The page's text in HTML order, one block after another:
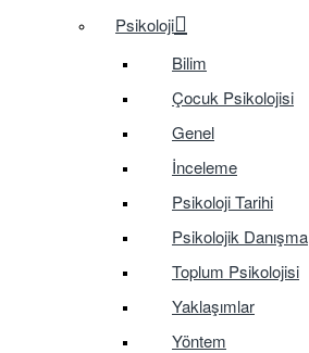
Psikoloji
Bilim
Çocuk Psikolojisi
Genel
İnceleme
Psikoloji Tarihi
Psikolojik Danışma
Toplum Psikolojisi
Yaklaşımlar
Yöntem